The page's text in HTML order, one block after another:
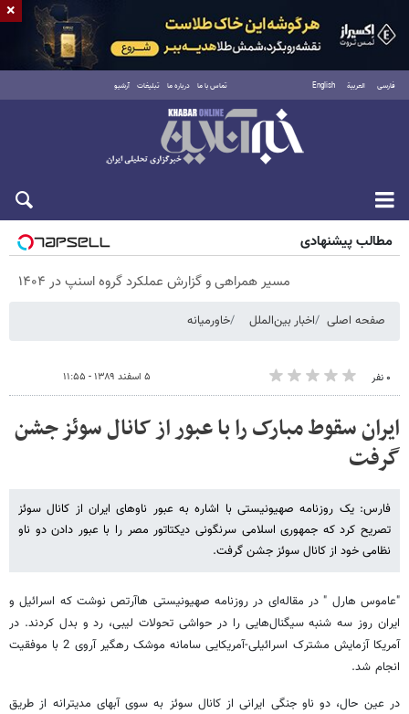
فارسی العربية English تماس با ما درباره ما تبلیغات آرشیو
پنجشنبه ۱۵ مرداد ۱۴۰۵
مطالب پیشنهادی
مسیر همراهی و گزارش عملکرد گروه اسنپ در ۱۴۰۴
صفحه اصلی اخبار بین‌الملل خاورمیانه
۰ نفر ۵ اسفند ۱۳۸۹ - ۱۱:۵۵
ایران سقوط مبارک را با عبور از کانال سوئز جشن
گرفت
فارس: یک روزنامه صهیونیستی با اشاره به عبور ناوهای ایران از کانال سوئز
تصریح کرد که جمهوری اسلامی سرنگونی دیکتاتور مصر را با عبور دادن دو ناو
نظامی خود از کانال سوئز جشن گرفت.
"عاموس هارل " در مقاله‌ای در روزنامه صهیونیستی هاآرتص نوشت که اسرائیل و
ایران روز سه شنبه سیگنال‌هایی را در حواشی تحولات لیبی، رد و بدل کردند. در
آمریکا آزمایش مشترک اسرائیلی-آمریکایی سامانه موشک رهگیر آروی 2 با موفقیت
انجام شد.
در عین حال، دو ناو جنگی ایرانی از کانال سوئز به سوی آبهای مدیترانه از طریق
×